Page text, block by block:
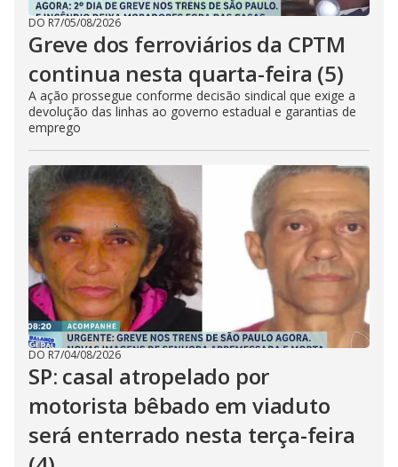
DO R7/05/08/2026
Greve dos ferroviários da CPTM
continua nesta quarta-feira (5)
A ação prossegue conforme decisão sindical que exige a
devolução das linhas ao governo estadual e garantias de
emprego
DO R7/04/08/2026
SP: casal atropelado por
motorista bêbado em viaduto
será enterrado nesta terça-feira